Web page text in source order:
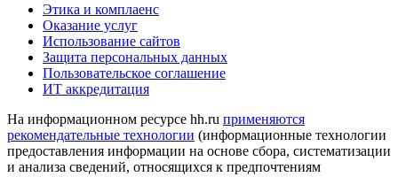
Этика и комплаенс
Оказание услуг
Использование сайтов
Защита персональных данных
Пользовательское соглашение
ИТ аккредитация
На информационном ресурсе hh.ru применяются
рекомендательные технологии (информационные технологии
предоставления информации на основе сбора, систематизации
и анализа сведений, относящихся к предпочтениям